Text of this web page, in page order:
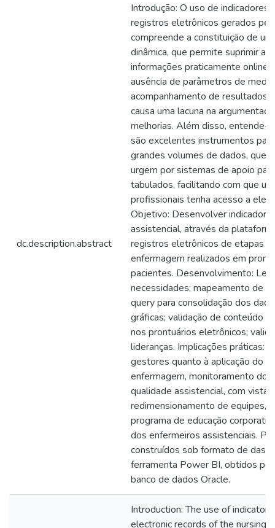
dc.description.abstract
Introdução: O uso de indicadores
registros eletrônicos gerados
compreende a constituição de
dinâmica, que permite suprimir a
informações praticamente online
ausência de parâmetros de
acompanhamento de resultados
causa uma lacuna na
melhorias. Além disso, entende-
são excelentes instrumentos
grandes volumes de dados, que,
urgem por sistemas de apoio
tabulados, facilitando com que
profissionais tenha acesso a
Objetivo: Desenvolver
assistencial, através da
registros eletrônicos de etapas
enfermagem realizados em
pacientes. Desenvolvimento:
necessidades; mapeamento de
query para consolidação dos
gráficas; validação de conteúdo
nos prontuários eletrônicos;
lideranças. Implicações práticas:
gestores quanto à aplicação do
enfermagem, monitoramento
qualidade assistencial, com
redimensionamento de equipes,
programa de educação
dos enfermeiros assistenciais.
construídos sob formato de
ferramenta Power BI, obtidos
banco de dados Oracle.
Introduction: The use of
electronic records of the nursing